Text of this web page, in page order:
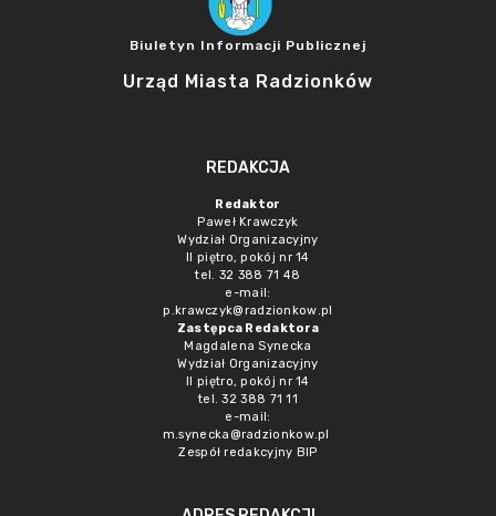
Biuletyn Informacji Publicznej
Urząd Miasta Radzionków
REDAKCJA
Redaktor
Paweł Krawczyk
Wydział Organizacyjny
II piętro, pokój nr 14
tel. 32 388 71 48
e-mail:
p.krawczyk@radzionkow.pl
Zastępca Redaktora
Magdalena Synecka
Wydział Organizacyjny
II piętro, pokój nr 14
tel. 32 388 71 11
e-mail:
m.synecka@radzionkow.pl
Zespół redakcyjny BIP